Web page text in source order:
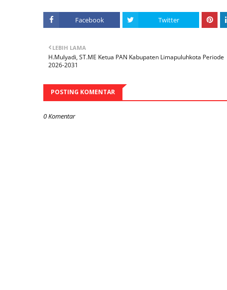
Facebook Twitter
LEBIH LAMA
H.Mulyadi, ST.ME Ketua PAN Kabupaten Limapuluhkota Periode
2026-2031
POSTING KOMENTAR
0 Komentar